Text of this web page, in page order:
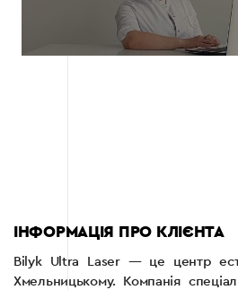
ІНФОРМАЦІЯ ПРО КЛІЄНТА
Bilyk Ultra Laser — це центр
Хмельницькому. Компанія